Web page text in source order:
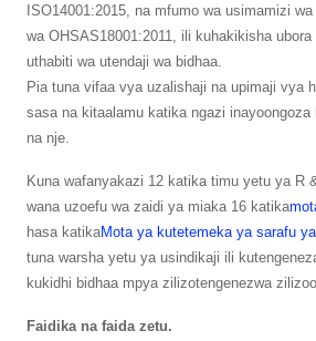
ISO14001:2015, na mfumo wa usimamizi
wa OHSAS18001:2011, ili kuhakikisha
uthabiti wa utendaji wa bidhaa.
Pia tuna vifaa vya uzalishaji na upimaji vya
sasa na kitaalamu katika ngazi
na nje.
Kuna wafanyakazi 12 katika timu yetu ya R
wana uzoefu wa zaidi ya miaka 16 katika
hasa katikaMota ya kutetemeka ya sarafu
tuna warsha yetu ya usindikaji ili
kukidhi bidhaa mpya zilizotengenezwa
Faidika na faida zetu.